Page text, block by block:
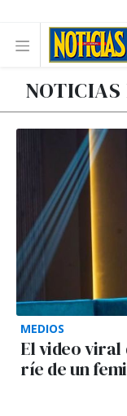
NOTICIAS
MEDIOS
El video
ríe de un